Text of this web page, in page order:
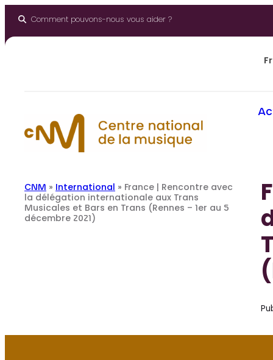
Comment pouvons-nous vous aider ?
Fr
CNM » International » France | Rencontre avec
la délégation internationale aux Trans
Musicales et Bars en Trans (Rennes – 1er au 5
décembre 2021)